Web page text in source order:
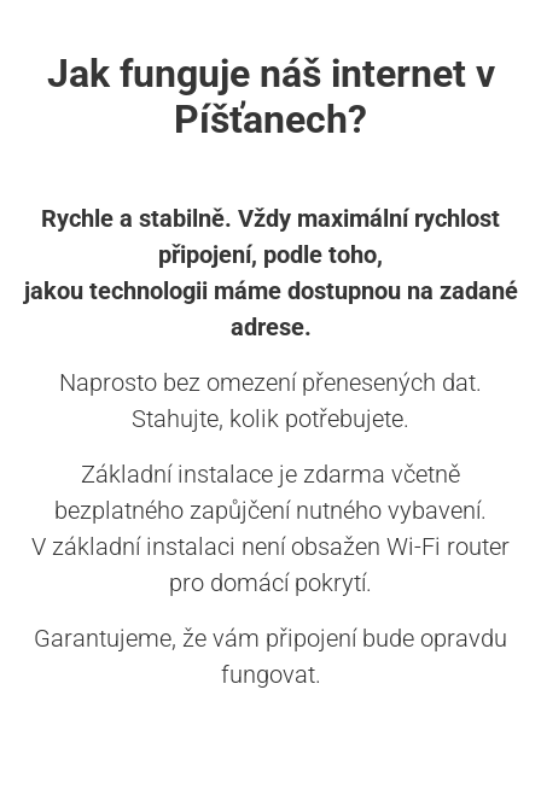
Jak funguje náš internet v
Píšťanech?
Rychle a stabilně. Vždy maximální rychlost
připojení, podle toho,
jakou technologii máme dostupnou na zadané
adrese.
Naprosto bez omezení přenesených dat.
Stahujte, kolik potřebujete.
Základní instalace je zdarma včetně
bezplatného zapůjčení nutného vybavení.
V základní instalaci není obsažen Wi-Fi router
pro domácí pokrytí.
Garantujeme, že vám připojení bude opravdu
fungovat.